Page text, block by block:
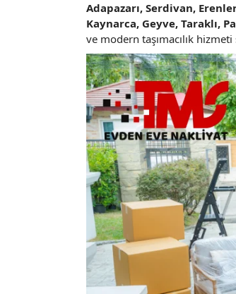
Adapazarı, Serdivan,
Kaynarca, Geyve, Taraklı,
ve modern taşımacılık